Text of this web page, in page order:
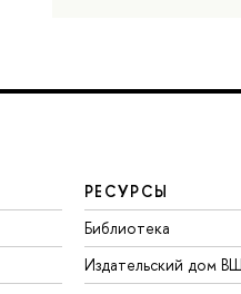
РЕСУРСЫ
Библиотека
Издательский дом